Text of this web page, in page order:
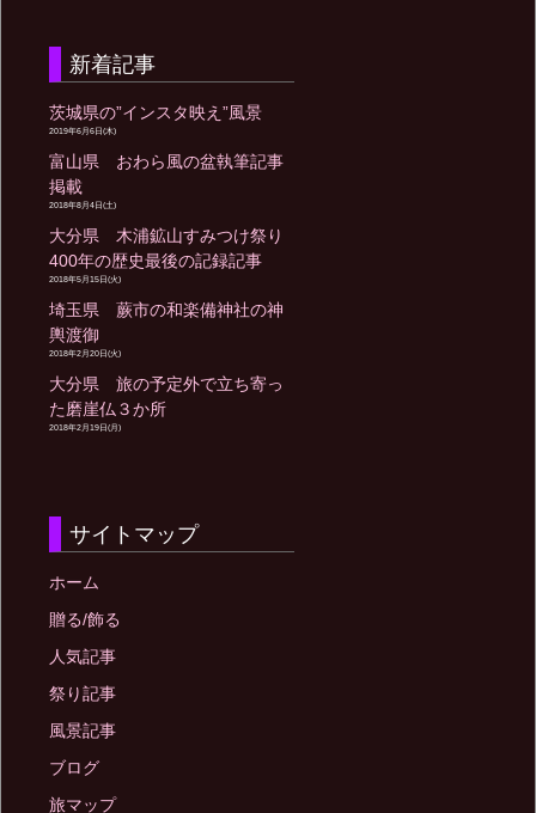
新着記事
茨城県の”インスタ映え”風景
2019年6月6日(木)
富山県 おわら風の盆執筆記事
掲載
2018年8月4日(土)
大分県 木浦鉱山すみつけ祭り
400年の歴史最後の記録記事
2018年5月15日(火)
埼玉県 蕨市の和楽備神社の神
輿渡御
2018年2月20日(火)
大分県 旅の予定外で立ち寄っ
た磨崖仏３か所
2018年2月19日(月)
サイトマップ
ホーム
贈る/飾る
人気記事
祭り記事
風景記事
ブログ
旅マップ